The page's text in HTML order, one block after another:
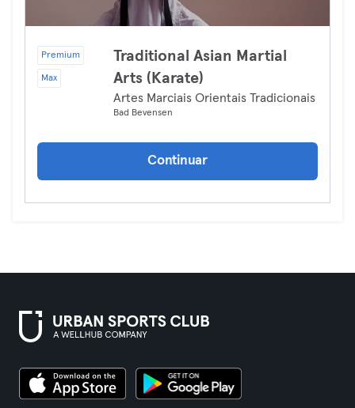
Premium
Max
Traditional Asian Martial
Arts (Karate)
Artes Marciais Orientais Tradicionais
Bad Bevensen
Continuar